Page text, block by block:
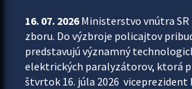
16. 07. 2026Ministerstvo vnútra
zboru. Do výzbroje policajtov
predstavujú významný
elektrických paralyzátorov, ktorá
štvrtok 16. júla 2026 viceprezident